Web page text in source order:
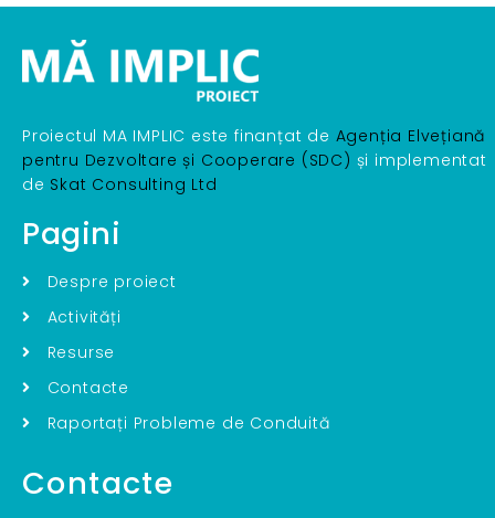
Proiectul MA IMPLIC este finanțat de Agenția Elvețiană
pentru Dezvoltare și Cooperare (SDC) și implementat
de Skat Consulting Ltd
Pagini
Despre proiect
Activități
Resurse
Contacte
Raportați Probleme de Conduită
Contacte